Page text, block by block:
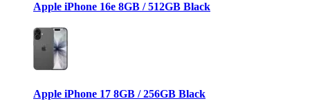
Apple iPhone 16e 8GB / 512GB Black
Apple iPhone 17 8GB / 256GB Black